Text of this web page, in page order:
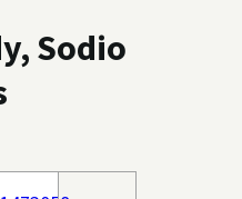
Sodio